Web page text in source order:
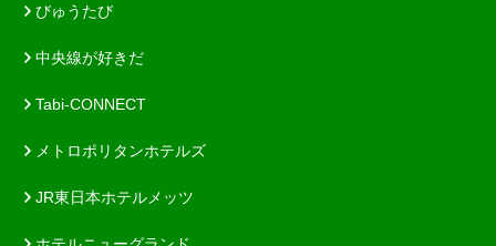
びゅうたび
中央線が好きだ
Tabi-CONNECT
メトロポリタンホテルズ
JR東日本ホテルメッツ